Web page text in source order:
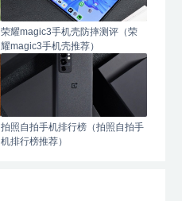
荣耀magic3手机壳防摔测评（荣
耀magic3手机壳推荐）
拍照自拍手机排行榜（拍照自拍手
机排行榜推荐）